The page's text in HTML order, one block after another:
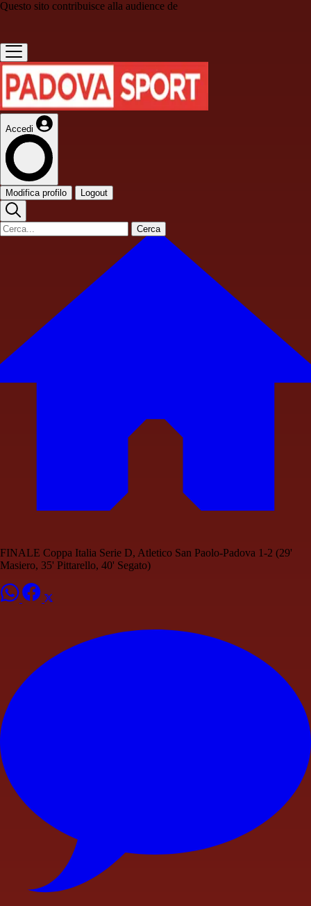
Questo sito contribuisce alla audience de
Accedi
Modifica profilo Logout
Cerca
FINALE Coppa Italia Serie D, Atletico San Paolo-Padova 1-2 (29'
Masiero, 35' Pittarello, 40' Segato)